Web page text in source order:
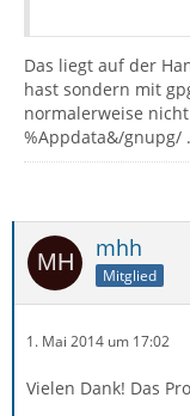
Das liegt auf der
hast sondern mit
normalerweise
%Appdata&/gnupg/ .
mhh
Mitglied
1. Mai 2014 um 17:02
Vielen Dank! Das